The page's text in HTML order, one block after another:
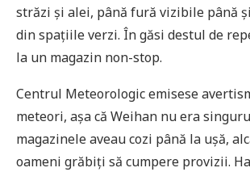
străzi și alei, până fură vizibile până
din spațiile verzi. În găsi destul de
la un magazin non-stop.
Centrul Meteorologic emisese
meteori, așa că Weihan nu era
magazinele aveau cozi până la ușă,
oameni grăbiți să cumpere provizii.